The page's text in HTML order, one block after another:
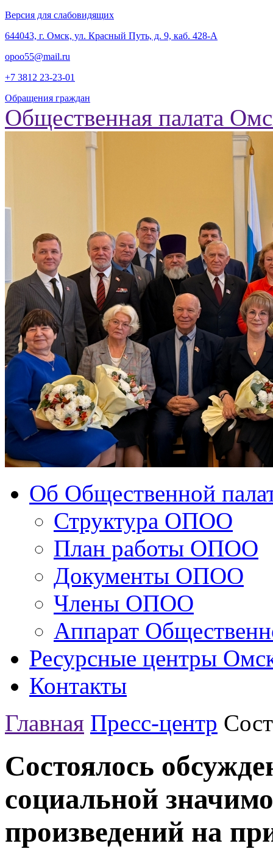
Версия для слабовидящих
‎644043, г. Омск, ул. Красный Путь, д. 9, каб. 428-А
opoo55@mail.ru
+7 3812 23-23-01
Обращения граждан
Общественная палата
Об Общественной
Структура ОПОО
План работы ОПОО
Документы ОПОО
Члены ОПОО
Аппарат
Ресурсные центры
Контакты
Главная Пресс-центр
Состоялось
социальной
произведений на